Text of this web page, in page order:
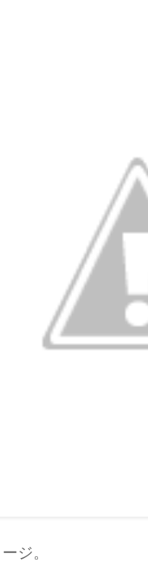
ジ。